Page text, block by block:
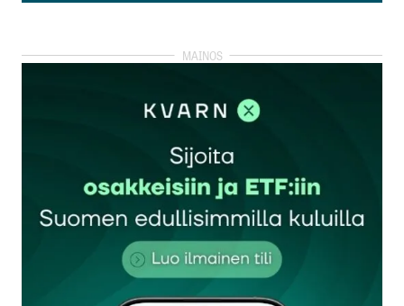
Lisää kommentti
kirjautua
rekisteröityä
Sähköpostiosoitettasi ei julkaista.Pakolliset
kentät on merkitty*